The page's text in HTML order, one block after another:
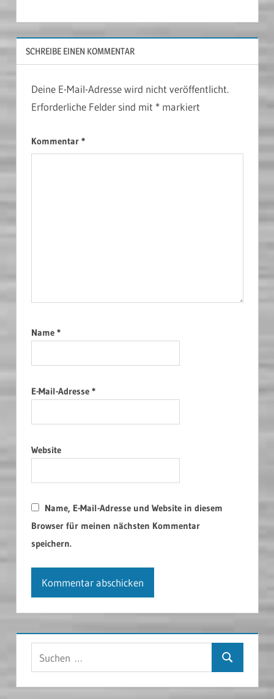
SCHREIBE EINEN KOMMENTAR
Deine E-Mail-Adresse wird nicht veröffentlicht.
Erforderliche Felder sind mit *markiert
Kommentar *
Name *
E-Mail-Adresse *
Website
Name, E-Mail-Adresse und Website in diesem
Browser für meinen nächsten Kommentar
speichern.
Suchen